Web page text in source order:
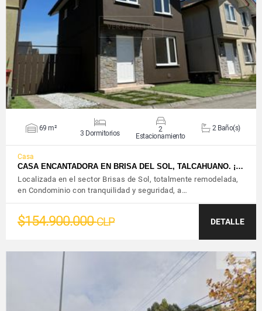
VER DETALLES
69 m²
3 Dormitorios
2
Estacionamiento
2 Baño(s)
Casa
CASA ENCANTADORA EN BRISA DEL SOL, TALCAHUANO. ¡…
Localizada en el sector Brisas de Sol, totalmente remodelada,
en Condominio con tranquilidad y seguridad, a…
$154.900.000CLP DETALLE